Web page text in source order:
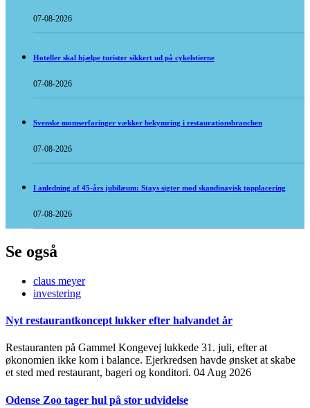
07-08-2026
Hoteller skal hjælpe turister sikkert ud på cykelstierne
07-08-2026
Svenske momserfaringer vækker bekymring i restaurationsbranchen
07-08-2026
I anledning af 45-års jubilæum: Stays sigter mod skandinavisk topplacering
07-08-2026
Se også
claus meyer
investering
Nyt restaurantkoncept lukker efter halvandet år
Restauranten på Gammel Kongevej lukkede 31. juli, efter at
økonomien ikke kom i balance. Ejerkredsen havde ønsket at skabe
et sted med restaurant, bageri og konditori. 04 Aug 2026
Odense Zoo tager hul på stor udvidelse